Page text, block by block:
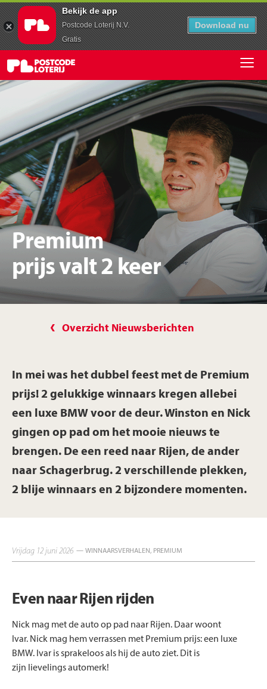
Bekijk de app
Postcode Loterij N.V.
Gratis
Download nu
Premium
prijs valt 2 keer
Overzicht Nieuwsberichten
In mei was het dubbel feest met de Premium
prijs! 2 gelukkige winnaars kregen allebei
een luxe BMW voor de deur. Winston en Nick
gingen op pad om het mooie nieuws te
brengen. De een reed naar Rijen, de ander
naar Schagerbrug. 2 verschillende plekken,
2 blije winnaars en 2 bijzondere momenten.
vrijdag 12 juni 2026 — WINNAARSVERHALEN, PREMIUM
Even naar Rijen rijden
Nick mag met de auto op pad naar Rijen. Daar woont
Ivar. Nick mag hem verrassen met Premium prijs: een luxe
BMW. Ivar is sprakeloos als hij de auto ziet. Dit is
zijn lievelings automerk!